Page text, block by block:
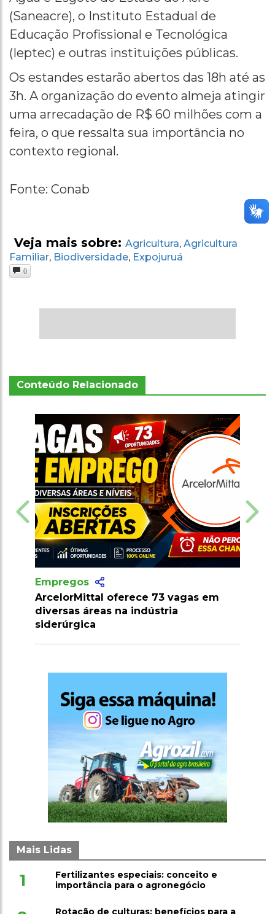
(Saneacre), o Instituto Estadual de
Educação Profissional e Tecnológica
(Ieptec) e outras instituições públicas.
Os estandes estarão abertos das 18h até as
3h. A organização do evento almeja atingir
uma arrecadação de R$ 60 milhões com a
feira, o que ressalta sua importância no
contexto regional.
Fonte: Conab
Veja mais sobre: Agricultura, Agricultura
Familiar, Biodiversidade, Expojuruá
0
Conteúdo Relacionado
vagas em
Empregos
Provão Paulista: mais de 15 mil
gratuitas em instituições públicas
São Paulo
Mais Lidas
1
Fertilizantes especiais: conceito e
importância para o agronegócio
Rotação de culturas: benefícios para a